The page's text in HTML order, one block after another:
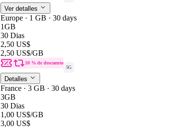
Ver detalles
Europe · 1 GB · 30 days
1GB
30 Dias
2,50 US$
2,50 US$/GB
10 % de descuento
5G
Detalles
France · 3 GB · 30 days
3GB
30 Dias
1,00 US$/GB
3,00 US$